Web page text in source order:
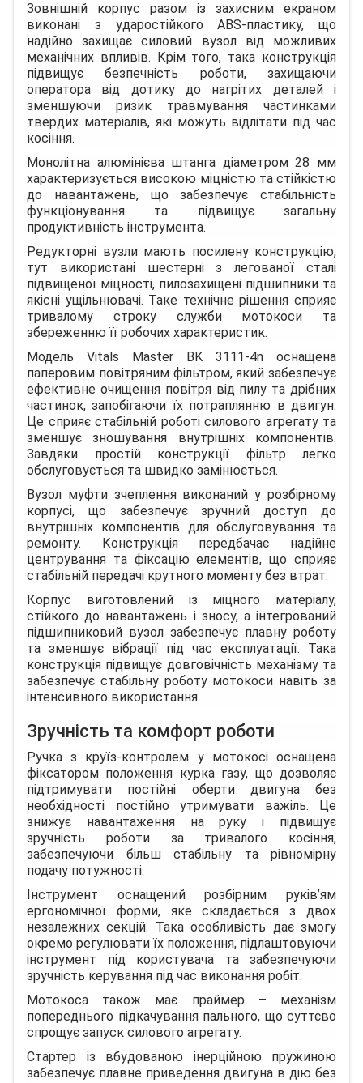
Зовнішній корпус разом із захисним екраном
виконані з ударостійкого ABS-пластику, що
надійно захищає силовий вузол від можливих
механічних впливів. Крім того, така конструкція
підвищує безпечність роботи, захищаючи
оператора від дотику до нагрітих деталей і
зменшуючи ризик травмування частинками
твердих матеріалів, які можуть відлітати під час
косіння.
Монолітна алюмінієва штанга діаметром 28 мм
характеризується високою міцністю та стійкістю
до навантажень, що забезпечує стабільність
функціонування та підвищує загальну
продуктивність інструмента.
Редукторні вузли мають посилену конструкцію,
тут використані шестерні з легованої сталі
підвищеної міцності, пилозахищені підшипники та
якісні ущільнювачі. Таке технічне рішення сприяє
тривалому строку служби мотокоси та
збереженню її робочих характеристик.
Модель Vitals Master BK 3111-4n оснащена
паперовим повітряним фільтром, який забезпечує
ефективне очищення повітря від пилу та дрібних
частинок, запобігаючи їх потраплянню в двигун.
Це сприяє стабільній роботі силового агрегату та
зменшує зношування внутрішніх компонентів.
Завдяки простій конструкції фільтр легко
обслуговується та швидко замінюється.
Вузол муфти зчеплення виконаний у розбірному
корпусі, що забезпечує зручний доступ до
внутрішніх компонентів для обслуговування та
ремонту. Конструкція передбачає надійне
центрування та фіксацію елементів, що сприяє
стабільній передачі крутного моменту без втрат.
Корпус виготовлений із міцного матеріалу,
стійкого до навантажень і зносу, а інтегрований
підшипниковий вузол забезпечує плавну роботу
та зменшує вібрації під час експлуатації. Така
конструкція підвищує довговічність механізму та
забезпечує стабільну роботу мотокоси навіть за
інтенсивного використання.
Зручність та комфорт роботи
Ручка з круїз-контролем у мотокосі оснащена
фіксатором положення курка газу, що дозволяє
підтримувати постійні оберти двигуна без
необхідності постійно утримувати важіль. Це
знижує навантаження на руку і підвищує
зручність роботи за тривалого косіння,
забезпечуючи більш стабільну та рівномірну
подачу потужності.
Інструмент оснащений розбірним руків’ям
ергономічної форми, яке складається з двох
незалежних секцій. Така особливість дає змогу
окремо регулювати їх положення, підлаштовуючи
інструмент під користувача та забезпечуючи
зручність керування під час виконання робіт.
Мотокоса також має праймер – механізм
попереднього підкачування пального, що суттєво
спрощує запуск силового агрегату.
Стартер із вбудованою інерційною пружиною
забезпечує плавне приведення двигуна в дію без